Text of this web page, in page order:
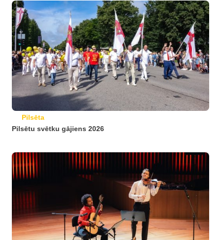
Pilsēta
Pilsētu svētku gājiens 2026